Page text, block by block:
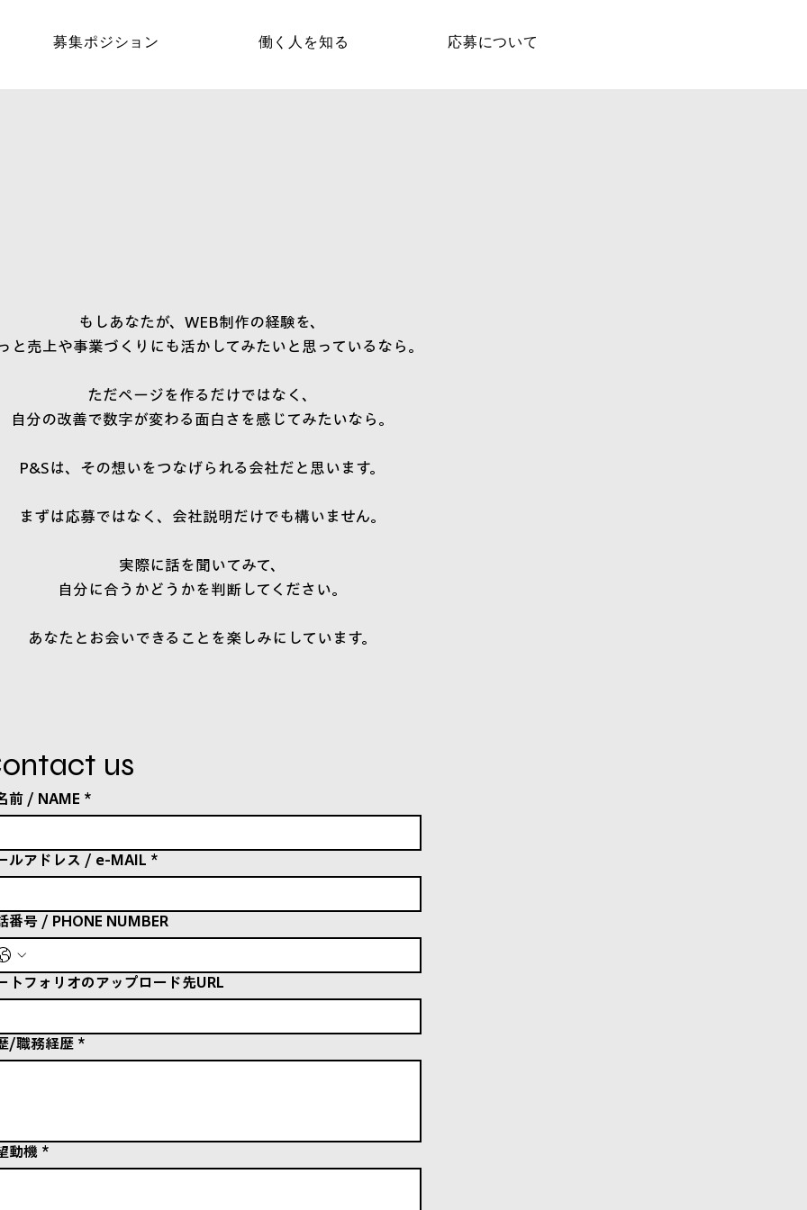
募集ポジション 働く人を知る 応募について
もしあなたが、WEB制作の経験を、
と売上や事業づくりにも活かしてみたいと思っているなら。
ただページを作るだけではなく、
自分の改善で数字が変わる面白さを感じてみたいなら。
P&Sは、その想いをつなげられる会社だと思います。
まずは応募ではなく、会社説明だけでも構いません。
実際に話を聞いてみて、
自分に合うかどうかを判断してください。
​あなたとお会いできることを楽しみにしています。
us
前 / NAME *
ルアドレス / e-MAIL *
番号 / PHONE NUMBER
トフォリオのアップロード先URL
/職務経歴 *
動機 *